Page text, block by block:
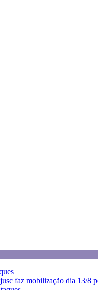
faz mobilização dia 13/8